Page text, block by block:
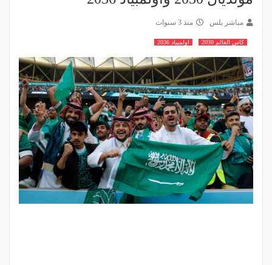
مباشر بلس منذ 3 سنوات
كاس العالم 2030 اولمبياد 2036